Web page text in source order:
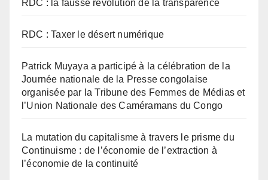
RDC : la fausse révolution de la transparence
RDC : Taxer le désert numérique
Patrick Muyaya a participé à la célébration de la
Journée nationale de la Presse congolaise
organisée par la Tribune des Femmes de Médias et
l’Union Nationale des Caméramans du Congo
La mutation du capitalisme à travers le prisme du
Continuisme : de l’économie de l’extraction à
l’économie de la continuité